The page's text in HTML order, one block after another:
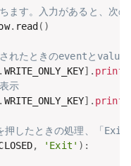
ます。入力があると、次
. read ( )
れたときのeventと
. WRITE_ONLY_KEY] . print
示
. WRITE_ONLY_KEY] . print
押したときの処理、「Exit
, 'Exit' ) :